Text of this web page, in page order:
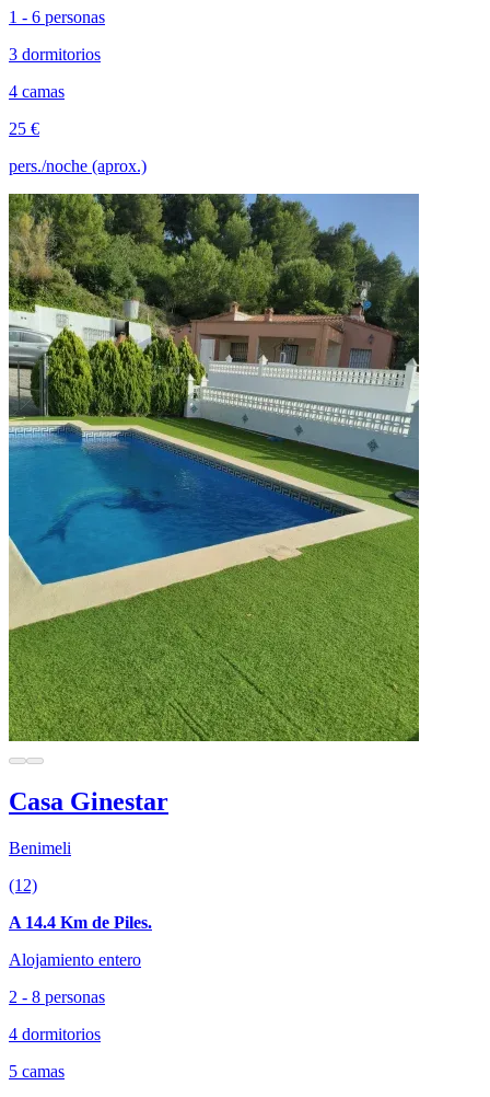
1 - 6 personas
3 dormitorios
4 camas
25 €
pers./noche (aprox.)
Casa Ginestar
Benimeli
(12)
A 14.4 Km de Piles.
Alojamiento entero
2 - 8 personas
4 dormitorios
5 camas